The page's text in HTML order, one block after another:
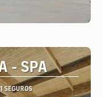
- SPA
1 SEGUROS